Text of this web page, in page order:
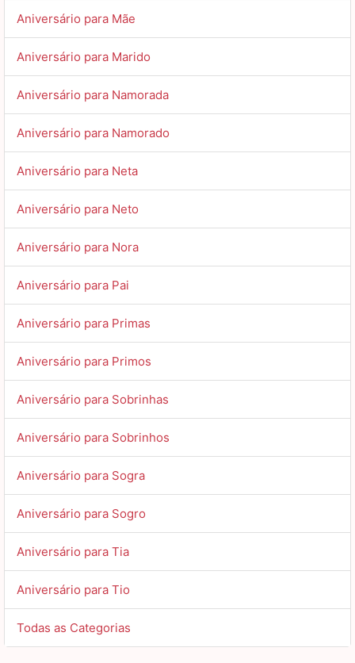
Aniversário para Mãe
Aniversário para Marido
Aniversário para Namorada
Aniversário para Namorado
Aniversário para Neta
Aniversário para Neto
Aniversário para Nora
Aniversário para Pai
Aniversário para Primas
Aniversário para Primos
Aniversário para Sobrinhas
Aniversário para Sobrinhos
Aniversário para Sogra
Aniversário para Sogro
Aniversário para Tia
Aniversário para Tio
Todas as Categorias